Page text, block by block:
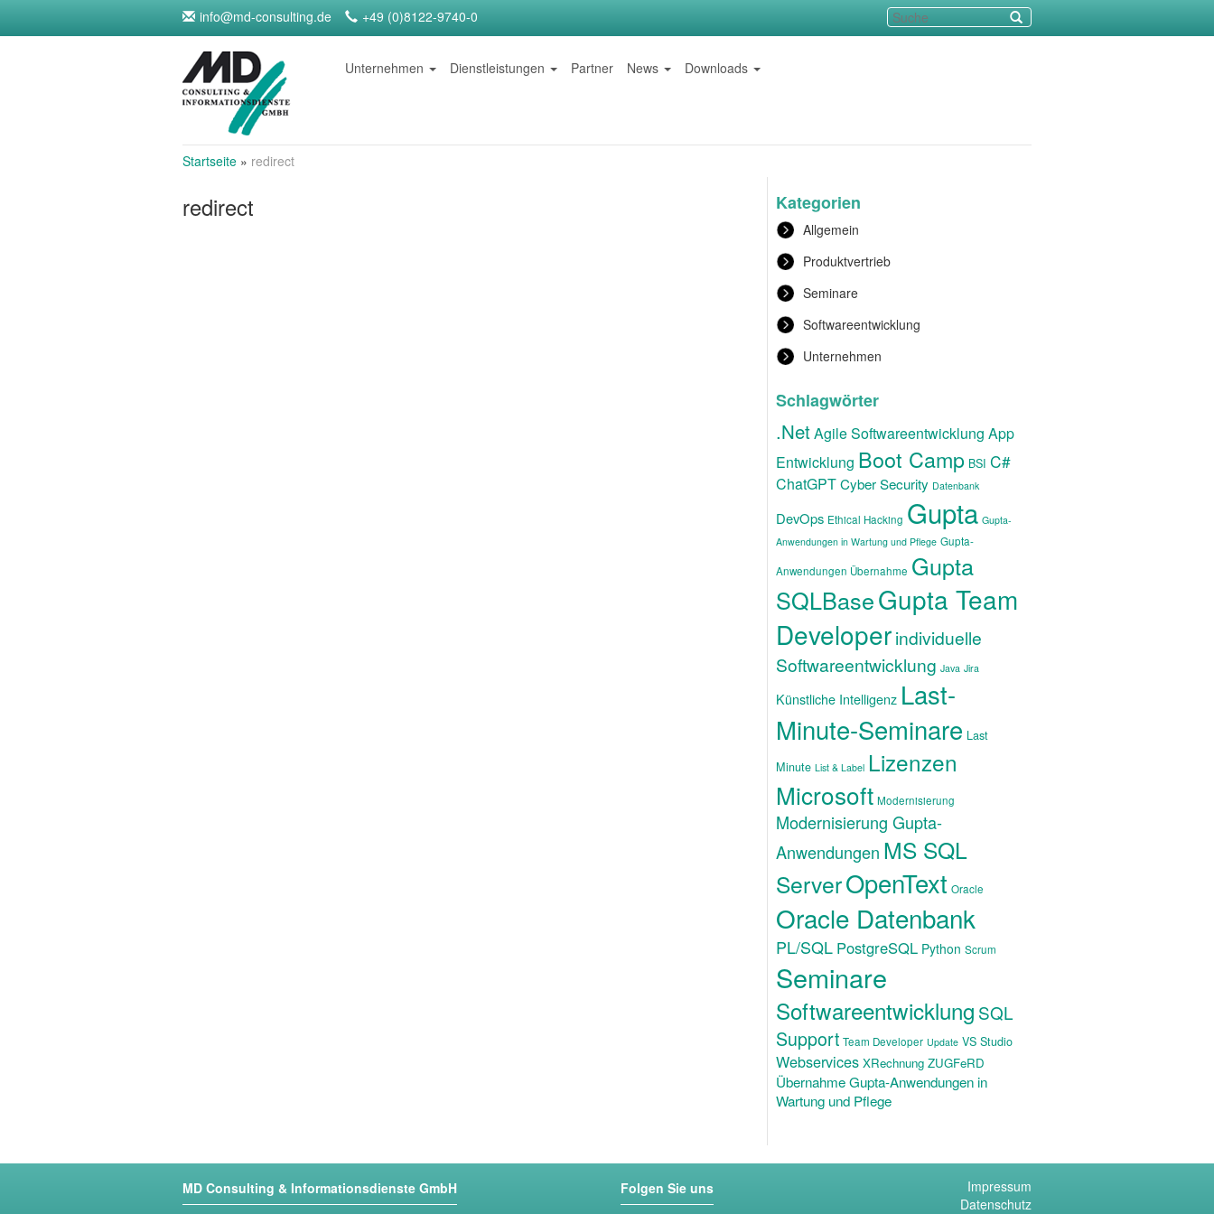
info@md-consulting.de +49 (0)8122-9740-0
Unternehmen Dienstleistungen Partner News Downloads
Startseite » redirect
redirect Kategorien
Allgemein
Produktvertrieb
Seminare
Softwareentwicklung
Unternehmen
Schlagwörter
.NetAgile Softwareentwicklung App
Entwicklung Boot Camp BSI C#
ChatGPTCyber Security Datenbank
DevOps Ethical Hacking Gupta Gupta-
Anwendungen in Wartung und Pflege Gupta-
Anwendungen Übernahme Gupta
SQLBaseGupta Team
Developerindividuelle
Softwareentwicklung Java Jira
Künstliche Intelligenz Last-
Minute-Seminare Last
Minute List & Label Lizenzen
Microsoft Modernisierung
Modernisierung Gupta-
Anwendungen MS SQL
ServerOpenText Oracle
Oracle Datenbank
PL/SQL PostgreSQL Python Scrum
Seminare
Softwareentwicklung SQL
Support Team Developer Update VS Studio
Webservices XRechnung ZUGFeRD
Übernahme Gupta-Anwendungen in
Wartung und Pflege
MD Consulting & Informationsdienste GmbH Folgen Sie uns
Impressum
Datenschutz